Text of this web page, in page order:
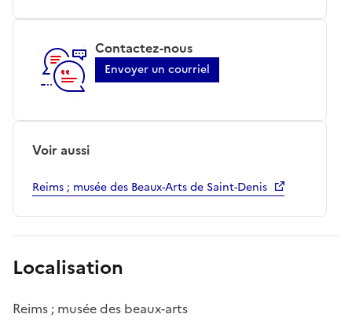
Contactez-nous
Envoyer un courriel
Voir aussi
Reims ; musée des Beaux-Arts de Saint-Denis
Localisation
Reims ; musée des beaux-arts